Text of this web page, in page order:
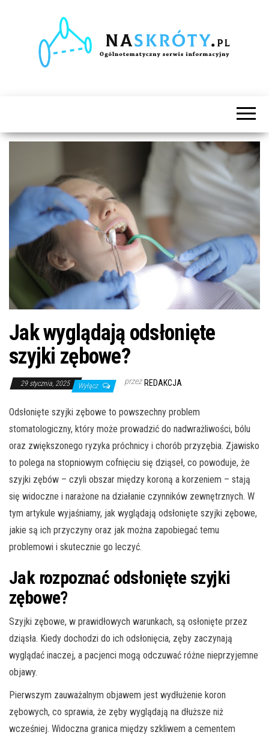
Jak wyglądają odsłonięte
szyjki zębowe?
29 stycznia, 2025 Wyłącz przez REDAKCJA
Odsłonięte szyjki zębowe to powszechny problem
stomatologiczny, który może prowadzić do nadwrażliwości, bólu
oraz zwiększonego ryzyka próchnicy i chorób przyzębia. Zjawisko
to polega na stopniowym cofnięciu się dziąseł, co powoduje, że
szyjki zębów – czyli obszar między koroną a korzeniem – stają
się widoczne i narażone na działanie czynników zewnętrznych. W
tym artykule wyjaśniamy, jak wyglądają odsłonięte szyjki zębowe,
jakie są ich przyczyny oraz jak można zapobiegać temu
problemowi i skutecznie go leczyć.
Jak rozpoznać odsłonięte szyjki
zębowe?
Szyjki zębowe, w prawidłowych warunkach, są osłonięte przez
dziąsła. Kiedy dochodzi do ich odsłonięcia, zęby zaczynają
wyglądać inaczej, a pacjenci mogą odczuwać różne nieprzyjemne
objawy.
Pierwszym zauważalnym objawem jest wydłużenie koron
zębowych, co sprawia, że zęby wyglądają na dłuższe niż
wcześniej. Widoczna granica między szkliwem a cementem